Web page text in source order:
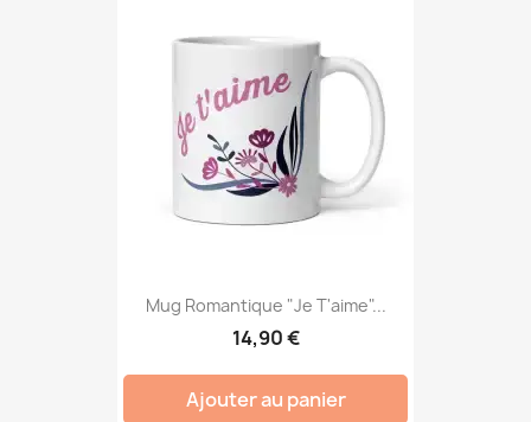
Mug Romantique "Je T'aime"...
14,90 €
Ajouter au panier